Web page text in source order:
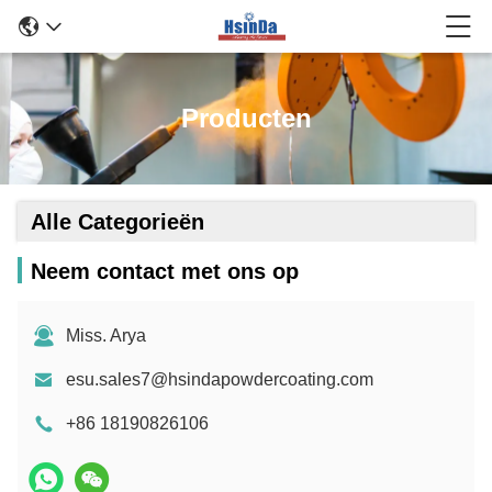
Producten
Alle Categorieën
Neem contact met ons op
Miss. Arya
esu.sales7@hsindapowdercoating.com
+86 18190826106